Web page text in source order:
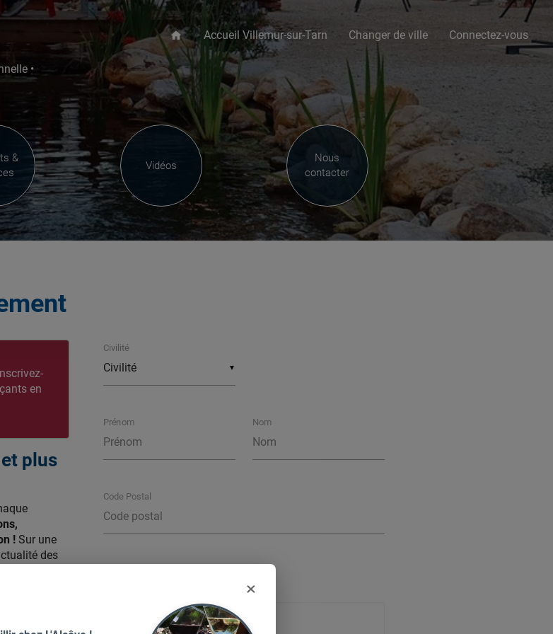
•
home Accueil Villemur-sur-Tarn Changer de ville Connectez-vous
&
Vidéos
Nous
contacter
en
plus
!Sur une
des
▼
Civilité
Prénom Nom
Code Postal
×